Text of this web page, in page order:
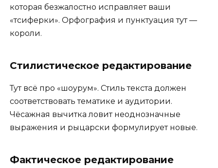
которая безжалостно исправляет ваши
«тсиферки». Орфография и пунктуация тут —
короли.
Стилистическое редактирование
Тут всё про «шоурум». Стиль текста должен
соответствовать тематике и аудитории.
Чёсажная вычитка ловит неоднозначные
выражения и рыцарски формулирует новые.
Фактическое редактирование